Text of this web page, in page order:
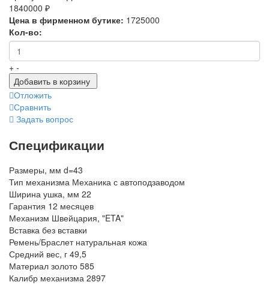
1840000 ₽
Цена в фирменном бутике: 1725000
Кол-во:
+ -
Добавить в корзину
Отложить
Сравнить
Задать вопрос
Спецификации
Размеры, мм d=43
Тип механизма Механика с автоподзаводом
Ширина ушка, мм 22
Гарантия 12 месяцев
Механизм Швейцария, "ETA"
Вставка без вставки
Ремень/Браслет натуральная кожа
Средний вес, г 49,5
Материал золото 585
Калибр механизма 2897